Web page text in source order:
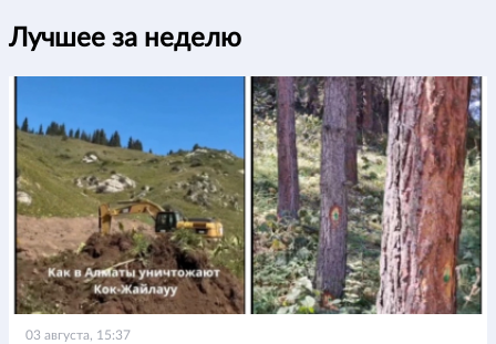
Лучшее за неделю
03 августа, 15:37